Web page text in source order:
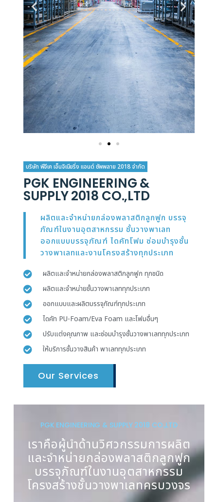
บริษัท พีจีเค เอ็นจิเนียริ่ง แอนด์ ซัพพลาย 2018 จำกัด
PGK ENGINEERING &
SUPPLY 2018 CO.,LTD
ผลิตและจำหน่ายกล่องพลาสติกลูกฟูก บรรจุ
ภัณฑ์ในงานอุตสาหกรรม ชั้นวางพาเลท
ออกแบบบรรจุภัณฑ์ ไดคัทโฟม ซ่อมบำรุงชั้น
วางพาเลทและงานโครงสร้างทุกประเภท
ผลิตและจำหน่ายกล่องพลาสติกลูกฟูก ทุกชนิด
ผลิตและจำหน่ายชั้นวางพาเลททุกประเภท
ออกแบบและผลิตบรรจุภัณฑ์ทุกประเภท
ไดคัท PU-Foam/Eva Foam และโฟมอื่นๆ
ปรับแต่งคุณภาพ และซ่อมบำรุงชั้นวางพาเลททุกประเภท
ให้บริการชั้นวางสินค้า พาเลททุกประเภท
Our Services
PGK ENGINEERING & SUPPLY 2018 CO.,LTD
เราคือผู้นำด้านวิศวกรรมการผลิต
และจำหน่ายกล่องพลาสติกลูกฟูก
บรรจุภัณฑ์ในงานอุตสาหกรรม
โครงสร้างชั้นวางพาเลทครบวงจร